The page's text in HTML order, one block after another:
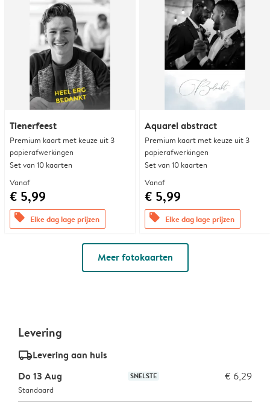
Tienerfeest
Premium kaart met keuze uit 3
papierafwerkingen
Set van 10 kaarten
Vanaf
€ 5,99
offers Elke dag lage prijzen
Aquarel abstract
Premium kaart met keuze uit 3
papierafwerkingen
Set van 10 kaarten
Vanaf
€ 5,99
offers Elke dag lage prijzen
Meer fotokaarten
Levering
delivery_standard_v2Levering aan huis
Do 13 Aug
SNELSTE € 6,29
Standaard